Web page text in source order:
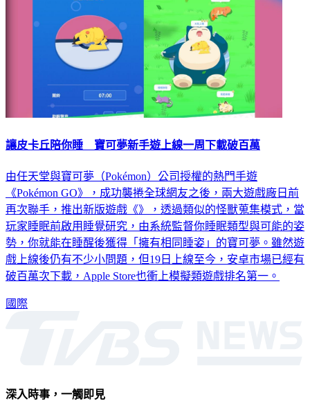
讓皮卡丘陪你睡 寶可夢新手遊上線一周下載破百萬
由任天堂與寶可夢（Pokémon）公司授權的熱門手遊
《Pokémon GO》，成功襲捲全球網友之後，兩大遊戲廠日前
再次聯手，推出新版遊戲《》，透過類似的怪獸蒐集模式，當
玩家睡眠前啟用睡覺研究，由系統監督你睡眠類型與可能的姿
勢，你就能在睡醒後獲得「擁有相同睡姿」的寶可夢。雖然遊
戲上線後仍有不少小問題，但19日上線至今，安卓市場已經有
破百萬次下載，Apple Store也衝上模擬類遊戲排名第一。
國際
深入時事，一觸即見